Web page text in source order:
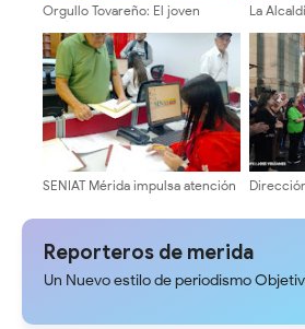
Orgullo Tovareño: El joven
Matías Sánchez representará a
Venezuela en el Mundial de
Karate en Polonia
La
Santa
SENIAT Mérida impulsa atención
contribuyente
Mérida
Reporteros de merida
Un Nuevo estilo de periodismo